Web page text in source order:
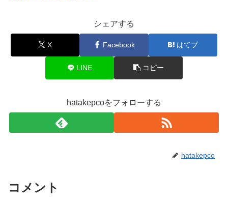
シェアする
X Facebook はてブ
LINE コピー
hatakepcoをフォローする
hatakepco
コメント